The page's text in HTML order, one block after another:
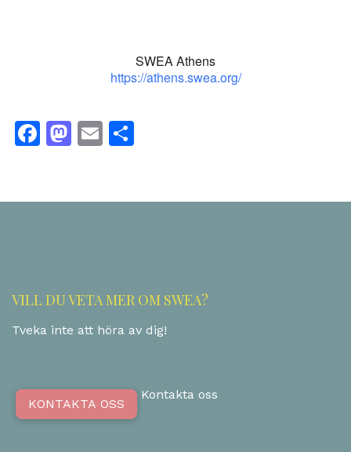
SWEA Athens
https://athens.swea.org/
Facebook
Mastodon
Email
VILL DU VETA MER OM SWEA?
Tveka inte att höra av dig!
KONTAKTA OSS
Kontakta oss